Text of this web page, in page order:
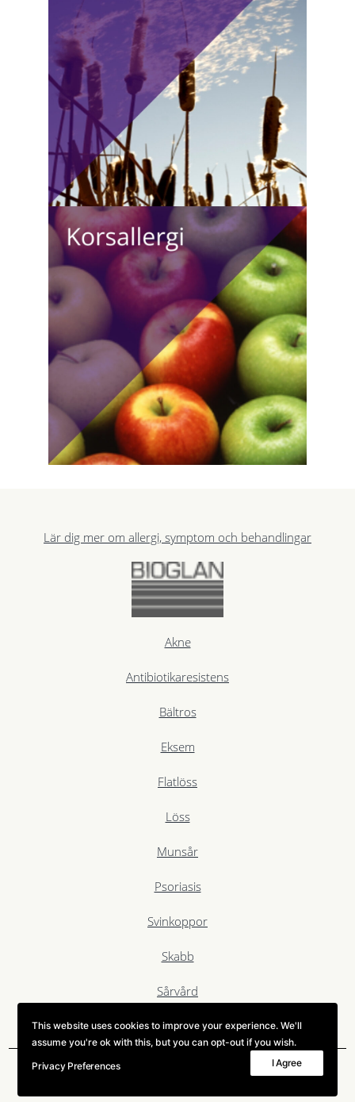
Lär dig mer om allergi, symptom och behandlingar
Akne
Antibiotikaresistens
Bältros
Eksem
Flatlöss
Löss
Munsår
Psoriasis
Svinkoppor
Skabb
Sårvård
Åksjuka
This website uses cookies to improve your experience. We'll
assume you're ok with this, but you can opt-out if you wish.
Privacy Preferences
I Agree